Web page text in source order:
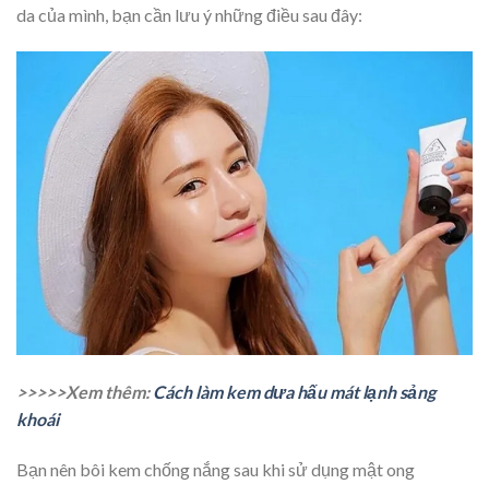
da của mình, bạn cần lưu ý những điều sau đây:
>>>>>Xem thêm:Cách làm kem dưa hấu mát lạnh sảng
khoái
Bạn nên bôi kem chống nắng sau khi sử dụng mật ong